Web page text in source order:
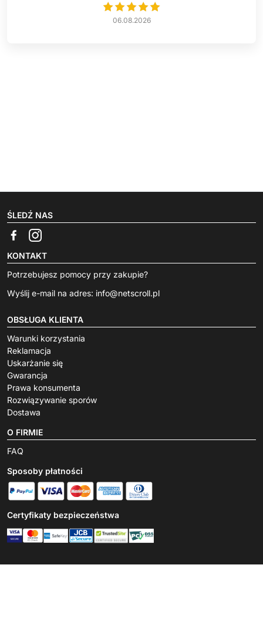
06.08.2026
ŚLEDŹ NAS
KONTAKT
Potrzebujesz pomocy przy zakupie?
Wyślij e-mail na adres: info@netscroll.pl
OBSŁUGA KLIENTA
Warunki korzystania
Reklamacja
Uskarżanie się
Gwarancja
Prawa konsumenta
Rozwiązywanie sporów
Dostawa
O FIRMIE
FAQ
Sposoby płatności
Certyfikaty bezpieczeństwa